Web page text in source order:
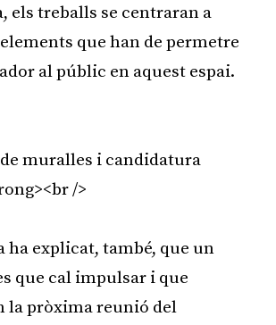
els treballs se centraran a
que han de permetre
al públic en aquest espai.
muralles i candidatura
/>
ha explicat, també, que un
que cal impulsar i que
la pròxima reunió del